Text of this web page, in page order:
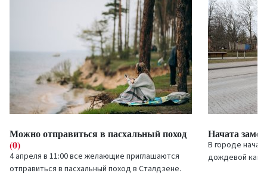
Можно отправиться в пасхальный поход
(0)
4 апреля в 11:00 все желающие приглашаются
отправиться в пасхальный поход в Сталдзене.
Начата
В городе
дождевой